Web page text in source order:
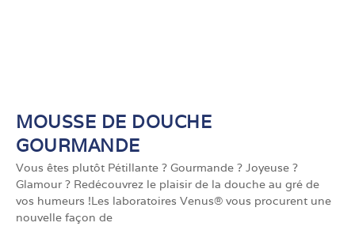
MOUSSE DE DOUCHE
GOURMANDE
Vous êtes plutôt Pétillante ? Gourmande ? Joyeuse ?
Glamour ? Redécouvrez le plaisir de la douche au gré de
vos humeurs !Les laboratoires Venus® vous procurent une
nouvelle façon de